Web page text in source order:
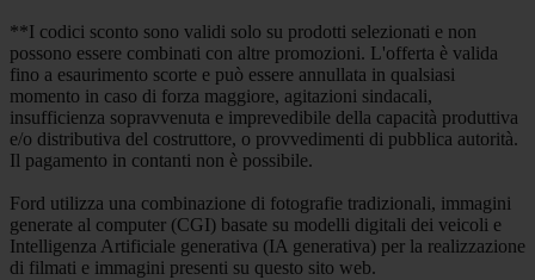
**I codici sconto sono validi solo su prodotti selezionati e non
possono essere combinati con altre promozioni. L'offerta è valida
fino a esaurimento scorte e può essere annullata in qualsiasi
momento in caso di forza maggiore, agitazioni sindacali,
insufficienza sopravvenuta e imprevedibile della capacità produttiva
e/o distributiva del costruttore, o provvedimenti di pubblica autorità.
Il pagamento in contanti non è possibile.
Ford utilizza una combinazione di fotografie tradizionali, immagini
generate al computer (CGI) basate su modelli digitali dei veicoli e
Intelligenza Artificiale generativa (IA generativa) per la realizzazione
di filmati e immagini presenti su questo sito web.